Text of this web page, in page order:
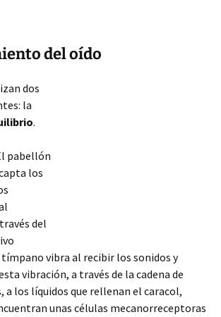
del oído
dos
la
.
pabellón
los
del
vibra al recibir los sonidos y
vibración, a través de la cadena de
a los líquidos que rellenan el caracol,
unas células mecanorreceptoras